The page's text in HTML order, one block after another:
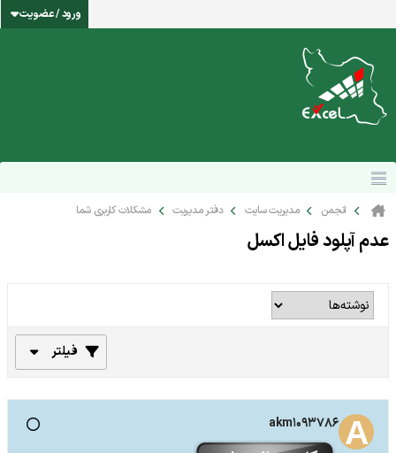
ورود / عضویت
انجمن مدیریت سایت دفتر مدیریت مشکلات کاربری شما
عدم آپلود فایل اکسل
فیلتر
akm1093786